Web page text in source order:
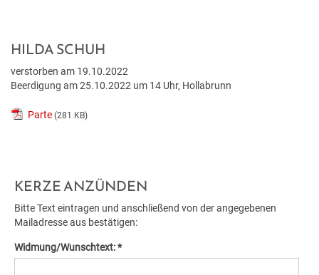
WETTER & WEBCAM
GEBURTEN
HOCHZEITEN
EUROPA
POLITIK
GEMEINDEPROFIL
STANDESAMT
BESTATTUNG
STADTWERKE
DOWNLOADS & FORMULARE
AMTSTAFEL
FAQ
VERANSTALTUNGSZENTREN
REGIONALE GASTRONOMIE
FREIZEIT & TOURISMUS
KINDERGÄRTEN & KLEINKINDBETREUUNG
SCHULEN & HOCHSCHULEN
ERWACHSENENBILDUNG
STADTARCHIV
LERNHILFE & JUGENDARBEIT
BILDUNGSMESSE
BAUEN & WOHNEN
WOHNPROJEKTE
VERFÜGBARE GRUNDSTÜCKE
FAQ BAUEN & WOHNEN
FORMULARE & DOWNLOADS
FÖRDERUNGEN BAUEN & WOHNEN
GESUNDHEIT & SOZIALES
MEDIZINISCHE VERSORGUNG
VEREINE
SOZIALRATGEBER
FÖRDERUNGEN & FAIRNESSCARD
UMWELT & VERKEHR
MOBILITÄT & PARKEN
BAUMKATASTER
ENERGIE
HILDA SCHUH
verstorben am 19.10.2022
Beerdigung am 25.10.2022 um 14 Uhr, Hollabrunn
Parte (281 KB)
KERZE ANZÜNDEN
Bitte Text eintragen und anschließend von der angegebenen
Mailadresse aus bestätigen:
Widmung/Wunschtext: *